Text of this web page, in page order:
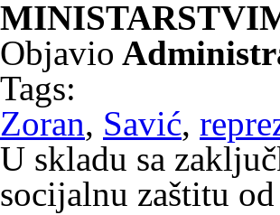
Objavio
Tags:
Zoran, Savić,
U skladu sa
socijalnu zaštitu